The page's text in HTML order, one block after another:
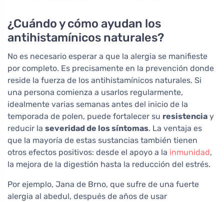
¿Cuándo y cómo ayudan los
antihistamínicos naturales?
No es necesario esperar a que la alergia se manifieste
por completo. Es precisamente en la prevención donde
reside la fuerza de los antihistamínicos naturales. Si
una persona comienza a usarlos regularmente,
idealmente varias semanas antes del inicio de la
temporada de polen, puede fortalecer su resistencia y
reducir la severidad de los síntomas. La ventaja es
que la mayoría de estas sustancias también tienen
otros efectos positivos: desde el apoyo a la inmunidad,
la mejora de la digestión hasta la reducción del estrés.
Por ejemplo, Jana de Brno, que sufre de una fuerte
alergia al abedul, después de años de usar